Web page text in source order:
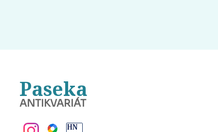
Paseka
ANTIKVARIÁT